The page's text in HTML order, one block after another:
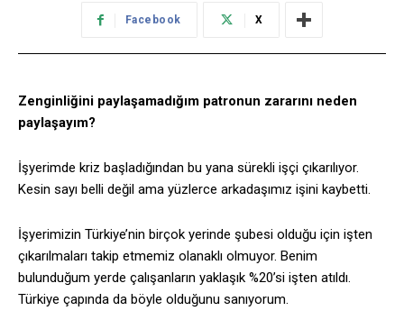
Facebook X
Zenginliğini paylaşamadığım patronun zararını neden
paylaşayım?
İşyerimde kriz başladığından bu yana sürekli işçi çıkarılıyor.
Kesin sayı belli değil ama yüzlerce arkadaşımız işini kaybetti.
İşyerimizin Türkiye’nin birçok yerinde şubesi olduğu için işten
çıkarılmaları takip etmemiz olanaklı olmuyor. Benim
bulunduğum yerde çalışanların yaklaşık %20’si işten atıldı.
Türkiye çapında da böyle olduğunu sanıyorum.